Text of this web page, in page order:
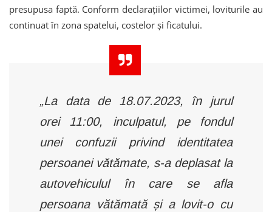
presupusa faptă. Conform declarațiilor victimei, loviturile au
continuat în zona spatelui, costelor și ficatului.
„La data de 18.07.2023, în jurul
orei 11:00, inculpatul, pe fondul
unei confuzii privind identitatea
persoanei vătămate, s-a deplasat la
autovehiculul în care se afla
persoana vătămată și a lovit-o cu